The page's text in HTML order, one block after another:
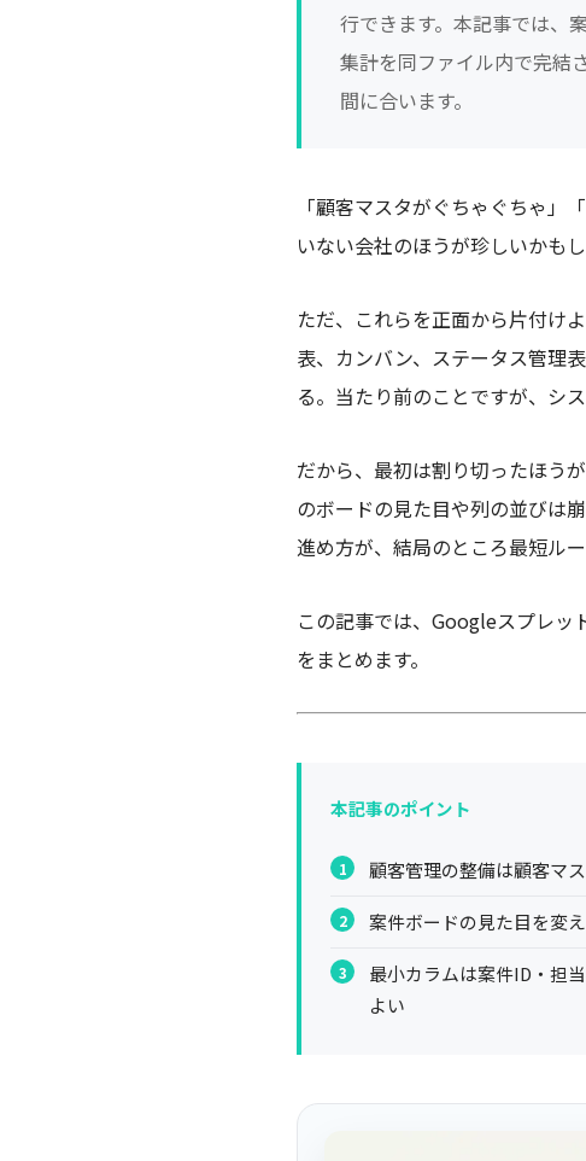
行できます。本記事では、
集計を同ファイル内で完結
間に合います。
「顧客マスタがぐちゃぐちゃ
いない会社のほうが珍しいかもし
ただ、これらを正面から片付け
表、カンバン、ステータス管理
る。当たり前のことですが、シ
だから、最初は割り切ったほうが
のボードの見た目や列の並びは
進め方が、結局のところ最短ル
この記事では、Googleスプレッ
をまとめます。
本記事のポイント
顧客管理の整備は顧客マ
案件ボードの見た目を変
最小カラムは案件ID・担
よい